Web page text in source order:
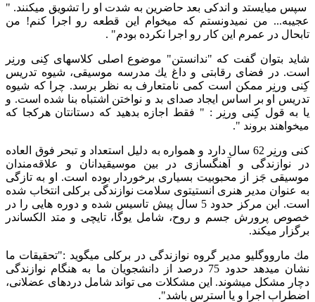
سپس میایستد و اندكی بعد حاضرین به شدت او را تشویق میكنند. "
عجیبه... من نمیدونستم كه میخوام این قطعه رو اجرا كنم! من
تابحال در عمرم این كار رو اجرا نكرده بودم" .
شاید بتوان گفت كه "‌ندانستن"‌ موضوع اصلی كلاسهای كِنی ورنِر
است. در فضای رقابتی و داغ یك مدرسه موسیقی، شیوه تدریس
كِنی ورنِر ممكن است كمی نامتعارف به نظر برسد. چرا كه شیوه
تدریس او بر اساس ایجاد صدای بد و نواختن اشتباه بنا شده است. و
یا به قول كِنی ورنِر :‌ " فقط اجازه بدهید كه دستانتان هركجا كه
میخواهند بروند "‌.
كنی ورنِر 62 سال دارد و همواره به دلیل استعداد و تبحر فوق العاده
در نوازندگی و آهنگسازی در بین موسیقیدانان و علاقه‌مندان
موسیقی جَز از محبوبیت بسیاری برخوردار بوده است. او به تازگی
به عنوان مدیر هنری انستیتوی سلامت نوازندگی بركلی انتخاب شده
است. این مركز حدود 5 سال پیش تاسیس شده و دوره هایی را در
خصوص پرورش جسم و روح، شامل یوگا، تایچی و متد الكساندر
برگزار میكند.
مك مارووگلیو مدیر گروه نوازندگی در بركلی میگوید :‌"‌تحقیقات ما
نشان میدهد حدود 75 درصد از دانشجویان ما به هنگام نوازندگی
دچار مشكل میشوند. این مشكلات می تواند شامل دردهای عضلانی،
اضطراب اجرا و یا استرس باشد".